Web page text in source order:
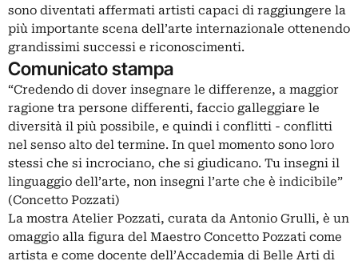
sono diventati affermati artisti capaci di raggiungere la
più importante scena dell’arte internazionale ottenendo
grandissimi successi e riconoscimenti.
Comunicato stampa
“Credendo di dover insegnare le differenze, a maggior
ragione tra persone differenti, faccio galleggiare le
diversità il più possibile, e quindi i conflitti - conflitti
nel senso alto del termine. In quel momento sono loro
stessi che si incrociano, che si giudicano. Tu insegni il
linguaggio dell’arte, non insegni l’arte che è indicibile”
(Concetto Pozzati)
La mostra Atelier Pozzati, curata da Antonio Grulli, è un
omaggio alla figura del Maestro Concetto Pozzati come
artista e come docente dell’Accademia di Belle Arti di